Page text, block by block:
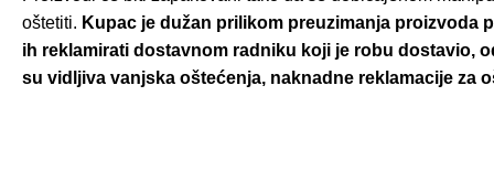
oštetiti. Kupac je dužan prilikom preuzimanja proizvoda
ih reklamirati dostavnom radniku koji je robu dostavio,
su vidljiva vanjska oštećenja, naknadne reklamacije za